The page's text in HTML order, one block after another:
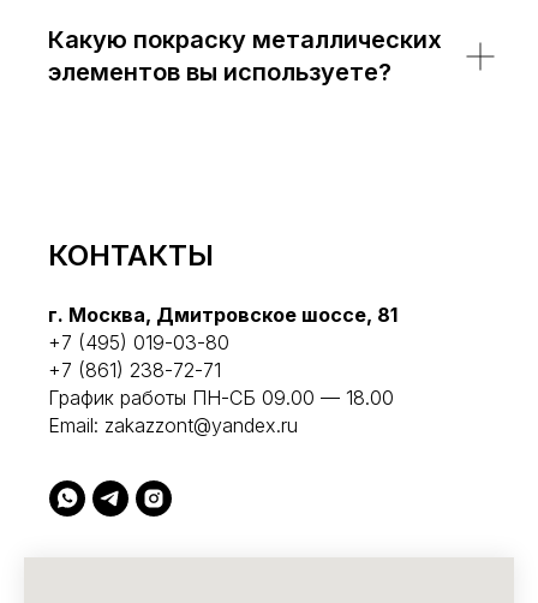
Какую покраску металлических
элементов вы используете?
КОНТАКТЫ
г. Москва, Дмитровское шоссе, 81
+7 (495) 019-03-80
+7 (861) 238-72-71
График работы ПН-СБ 09.00 — 18.00
Email: zakazzont@yandex.ru